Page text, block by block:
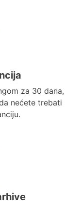
za 30 dana,
nećete trebati